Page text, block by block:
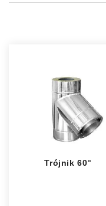
Trójnik 60°